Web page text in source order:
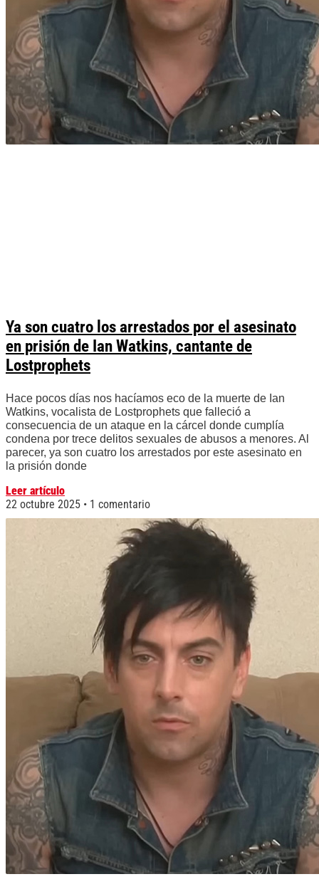
Ya son cuatro los arrestados por el asesinato
en prisión de Ian Watkins, cantante de
Lostprophets
Hace pocos días nos hacíamos eco de la muerte de Ian
Watkins, vocalista de Lostprophets que falleció a
consecuencia de un ataque en la cárcel donde cumplía
condena por trece delitos sexuales de abusos a menores. Al
parecer, ya son cuatro los arrestados por este asesinato en
la prisión donde
Leer artículo
22 octubre 2025
1 comentario